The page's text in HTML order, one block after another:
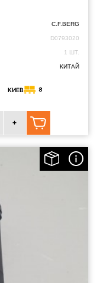
C.F.BERG
D0793020
1 ШТ.
КИТАЙ
КИЕВ 8
+